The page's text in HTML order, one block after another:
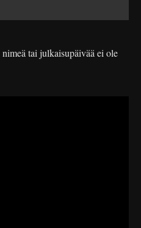
tai julkaisupäivää ei ole